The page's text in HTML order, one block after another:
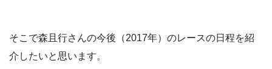
そこで森且行さんの今後（2017年）のレースの日程を紹
介したいと思います。